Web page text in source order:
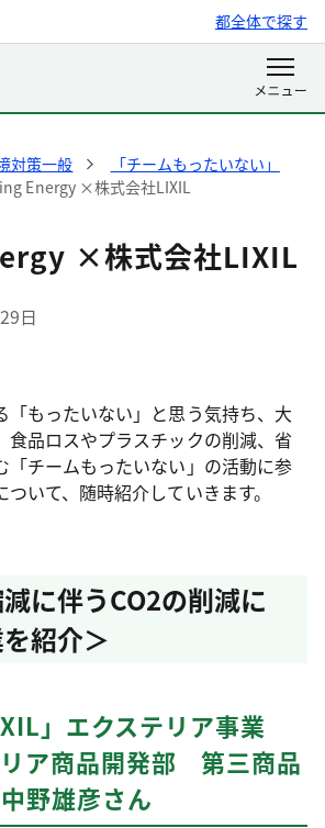
都全体で探す
対策一般
「チームもったいない」
Energy ×株式会社LIXIL
×株式会社LIXIL
日
「もったいない」と思う気持ち、大
食品ロスやプラスチックの削減、省
「チームもったいない」の活動に参
いて、随時紹介していきます。
に伴うCO2の削減に
紹介＞
」エクステリア事業
ア商品開発部 第三商品
野雄彦さん